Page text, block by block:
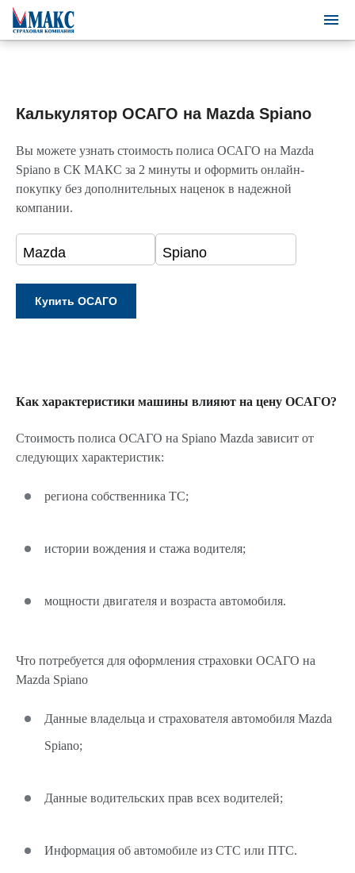
Калькулятор ОСАГО на Mazda Spiano
Вы можете узнать стоимость полиса ОСАГО на Mazda
Spiano в СК МАКС за 2 минуты и оформить онлайн-
покупку без дополнительных наценок в надежной
компании.
Как характеристики машины влияют на цену ОСАГО?
Стоимость полиса ОСАГО на Spiano Mazda зависит от
следующих характеристик:
региона собственника ТС;
истории вождения и стажа водителя;
мощности двигателя и возраста автомобиля.
Что потребуется для оформления страховки ОСАГО на
Mazda Spiano
Данные владельца и страхователя автомобиля Mazda
Spiano;
Данные водительских прав всех водителей;
Информация об автомобиле из СТС или ПТС.